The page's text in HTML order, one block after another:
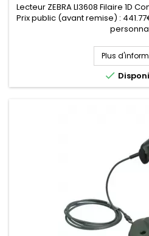
Lecteur ZEBRA LI3608 Filaire 1D
Prix public (avant remise) :
Plus
